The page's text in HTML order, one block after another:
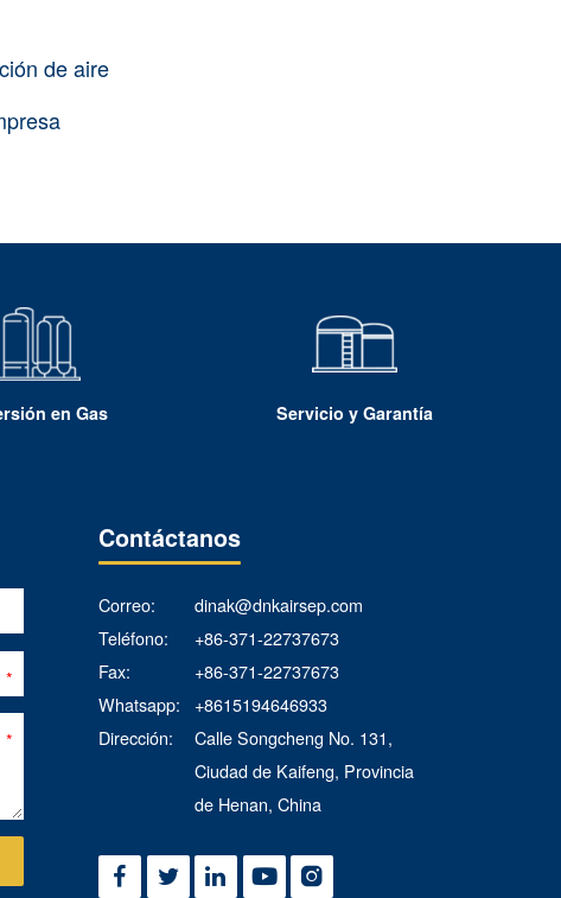
de aire
en Gas Servicio y Garantía
Contáctanos
Correo:
dinak@dnkairsep.com
Teléfono:
+86-371-22737673
Fax:
+86-371-22737673
Whatsapp:
+8615194646933
Dirección:
Calle Songcheng No. 131,
Ciudad de Kaifeng, Provincia
de Henan, China
    